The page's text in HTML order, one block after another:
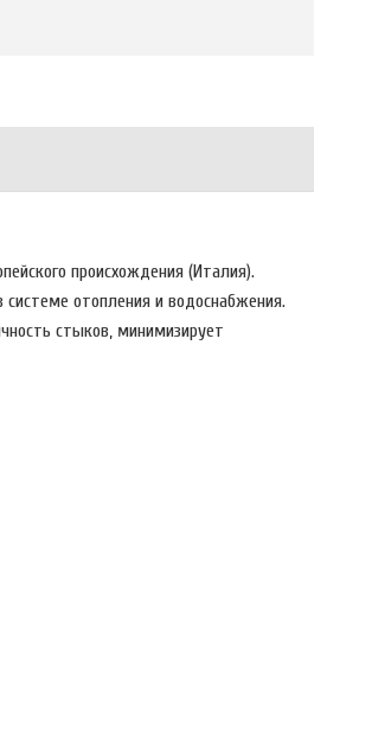
происхождения (Италия).
отопления и водоснабжения.
стыков, минимизирует